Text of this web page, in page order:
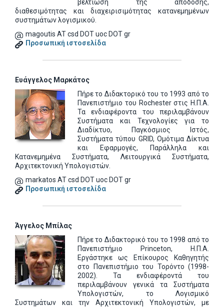
βελτίωση της απόδοσης,
διαθεσιμότητας και διαχειρισιμότητας κατανεμημένων
συστημάτων λογισμικού.
magoutis AT csd DOT uoc DOT gr
Προσωπική ιστοσελίδα
Ευάγγελος Μαρκάτος
Πήρε το Διδακτορικό του το 1993 από το
Πανεπιστήμιο του Rochester στις Η.Π.Α.
Τα ενδιαφέροντα του περιλαμβάνουν
Συστήματα και Τεχνολογίες για το
Διαδίκτυο, Παγκόσμιος Ιστός,
Συστήματα τύπου GRID, Ομότιμα Δίκτυα
και Εφαρμογές, Παράλληλα και
Κατανεμημένα Συστήματα, Λειτουργικά Συστήματα,
Αρχιτεκτονική Υπολογιστών.
markatos AT csd DOT uoc DOT gr
Προσωπική ιστοσελίδα
Άγγελος Μπίλας
Πήρε το Διδακτορικό του το 1998 από το
Πανεπιστήμιο Princeton, Η.Π.Α.
Εργάστηκε ως Επίκουρος Καθηγητής
στο Πανεπιστήμιο του Τορόντο (1998-
2002). Τα ενδιαφέροντά του
περιλαμβάνουν γενικά τα Συστήματα
Υπολογιστών, το Λογισμικό
Συστημάτων και την Αρχιτεκτονική Υπολογιστών, με